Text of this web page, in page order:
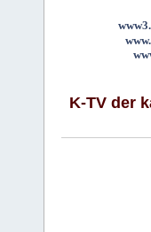
K-TV der